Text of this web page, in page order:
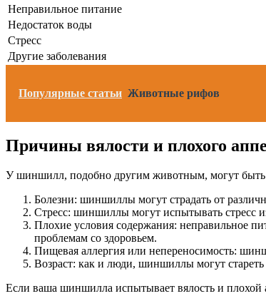
Неправильное питание
Недостаток воды
Стресс
Другие заболевания
Популярные статьи Животные рифов
Причины вялости и плохого
У шиншилл, подобно другим животным, могут быть
Болезни: шиншиллы могут страдать от
Стресс: шиншиллы могут испытывать стресс
Плохие условия содержания: неправильное
проблемам со здоровьем.
Пищевая аллергия или непереносимость:
Возраст: как и люди, шиншиллы могут стареть
Если ваша шиншилла испытывает вялость и плохой